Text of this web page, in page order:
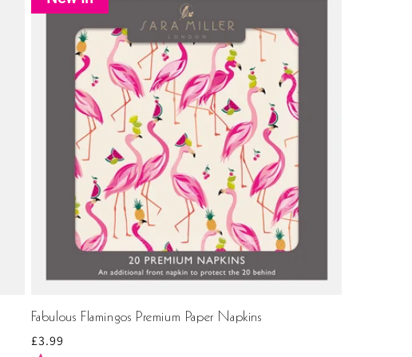
Fabulous Flamingos Premium Paper Napkins
Prix
£3.99